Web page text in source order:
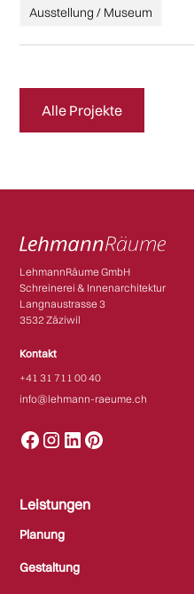
Ausstellung / Museum
Alle Projekte
LehmannRäume GmbH
Schreinerei & Innenarchitektur
Langnaustrasse 3
3532 Zäziwil​​
Kontakt
+41 31 711 00 40
info@lehmann-raeume.ch
Leistungen
Planung
Gestaltung